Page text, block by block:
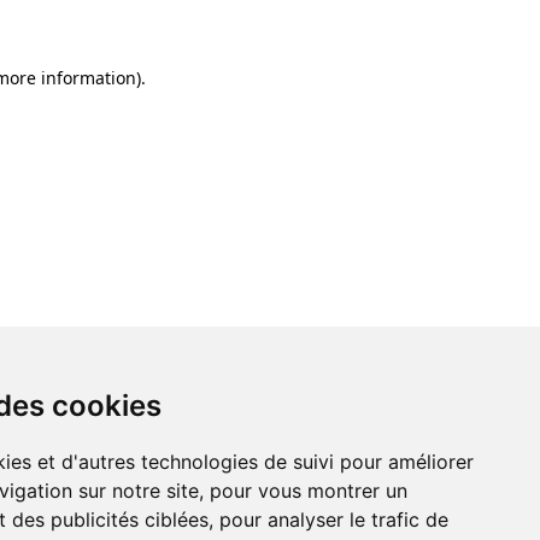
cookies
et d'autres technologies de suivi pour améliorer
sur notre site, pour vous montrer un
des publicités ciblées, pour analyser le trafic de
information).